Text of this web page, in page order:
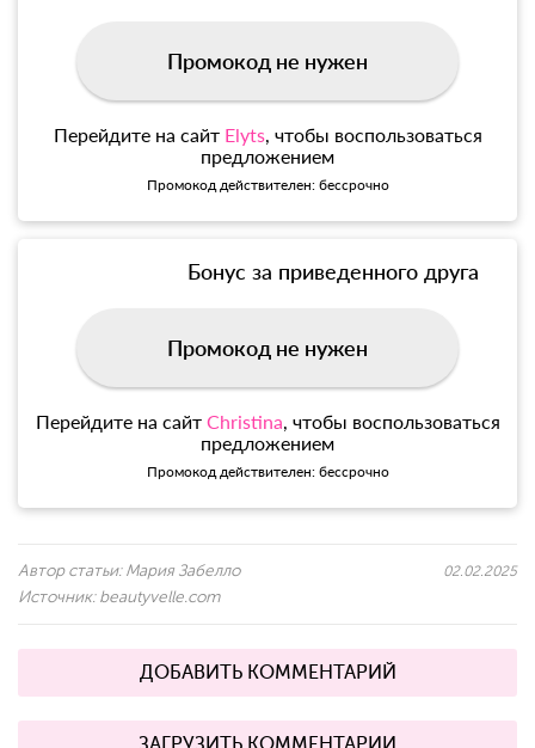
Промокод не нужен
Перейдите на сайт Elyts, чтобы воспользоваться
предложением
Промокод действителен: бессрочно
Бонус за приведенного друга
Промокод не нужен
Перейдите на сайт Christina, чтобы воспользоваться
предложением
Промокод действителен: бессрочно
Автор статьи: Мария Забелло
Источник: beautyvelle.com
02.02.2025
ДОБАВИТЬ КОММЕНТАРИЙ